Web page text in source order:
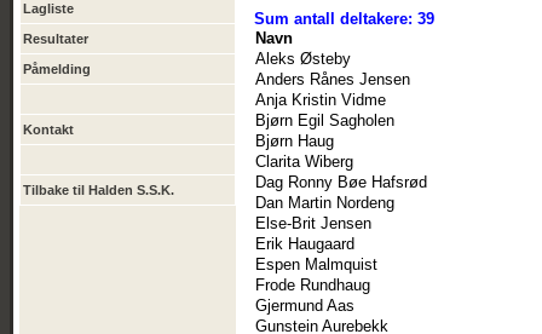
Lagliste
Resultater
Påmelding
Kontakt
Tilbake til Halden S.S.K.
Sum antall deltakere: 39
Navn
Aleks Østeby
Anders Rånes Jensen
Anja Kristin Vidme
Bjørn Egil Sagholen
Bjørn Haug
Clarita Wiberg
Dag Ronny Bøe Hafsrød
Dan Martin Nordeng
Else-Brit Jensen
Erik Haugaard
Espen Malmquist
Frode Rundhaug
Gjermund Aas
Gunstein Aurebekk